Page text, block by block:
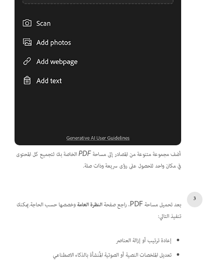
أضف مجموعة متنوعة من المصادر إلى مساحة PDF الخاصة بك لتجميع كل المحتوى
في مكان واحد للحصول على رؤى سريعة وذات صلة.
بعد تحميل مساحة PDF، راجع صفحة النظرة العامةوخصصها حسب الحاجة.يمكنك
تنفيذ التالي:
إعادة ترتيب أو إزالة العناصر
تعديل الملخصات النصية أو الصوتية المُنشأة بالذكاء الاصطناعي